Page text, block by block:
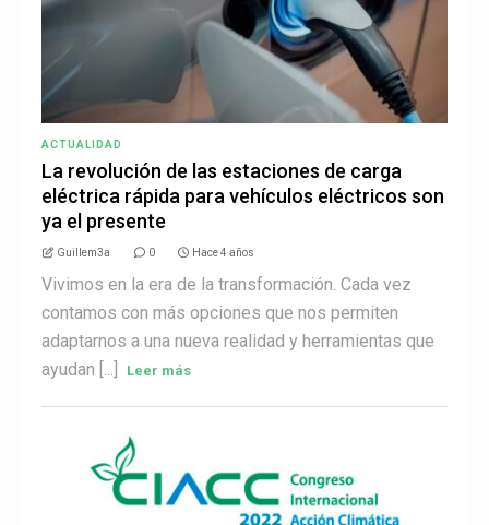
ACTUALIDAD
La revolución de las estaciones de carga
eléctrica rápida para vehículos eléctricos son
ya el presente
Guillem3a 0 Hace 4 años
Vivimos en la era de la transformación. Cada vez
contamos con más opciones que nos permiten
adaptarnos a una nueva realidad y herramientas que
ayudan [...]
Leer más